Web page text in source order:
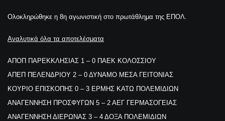
Ολοκληρώθηκε η 8η αγωνιστική στο πρωτάθλημα της ΕΠΟΛ.
Αναλυτικά όλα τα αποτελέσματα
ΑΠΟΠ ΠΑΡΕΚΚΛΗΣΙΑΣ 1 – 0 ΠΑΕΚ ΚΟΛΟΣΣΙΟΥ
ΑΠΕΠ ΠΕΛΕΝΔΡΙΟΥ 2 – 0 ΔΥΝΑΜΟ ΜΕΣΑ ΓΕΙΤΟΝΙΑΣ
ΚΟΥΡΙΟ ΕΠΙΣΚΟΠΗΣ 0 – 3 ΕΡΜΗΣ ΚΑΤΩ ΠΟΛΕΜΙΔΙΩΝ
ΑΝΑΓΕΝΝΗΣΗ ΠΡΟΣΦΥΓΩΝ 5 – 2 ΑΕΓ ΓΕΡΜΑΣΟΓΕΙΑΣ
ΑΝΑΓΕΝΝΗΣΗ ΔΙΕΡΩΝΑΣ 3 – 4 ΔΟΞΑ ΠΟΛΕΜΙΔΙΩΝ